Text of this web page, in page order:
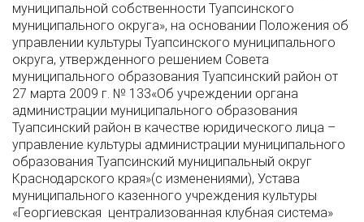
муниципальной собственности Туапсинского
муниципального округа», на основании Положения об
управлении культуры Туапсинского муниципального
округа, утвержденного решением Совета
муниципального образования Туапсинский район от
27 марта 2009 г. № 133«Об учреждении органа
администрации муниципального образования
Туапсинский район в качестве юридического лица –
управление культуры администрации муниципального
образования Туапсинский муниципальный округ
Краснодарского края»(с изменениями), Устава
муниципального казенного учреждения культуры
«Георгиевская централизованная клубная система»